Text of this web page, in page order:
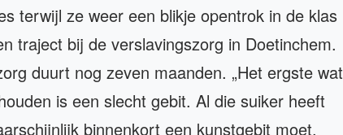
terwijl ze weer een blikje opentrok in de klas
traject bij de verslavingszorg in Doetinchem.
duurt nog zeven maanden. „Het ergste wat
is een slecht gebit. Al die suiker heeft
binnenkort een kunstgebit moet.